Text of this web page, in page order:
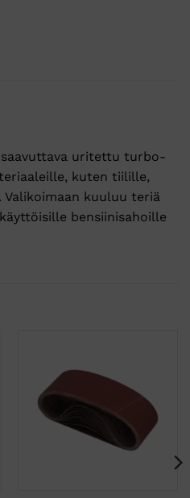
uritettu turbo-
kuten tiilille,
kuuluu teriä
bensiinisahoille